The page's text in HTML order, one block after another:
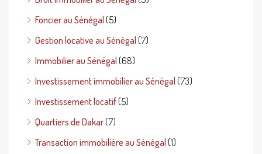
Foncier au Sénégal (5)
Gestion locative au Sénégal (7)
Immobilier au Sénégal (68)
Investissement immobilier au Sénégal (73)
Investissement locatif(5)
Quartiers de Dakar(7)
Transaction immobilière au Sénégal (1)